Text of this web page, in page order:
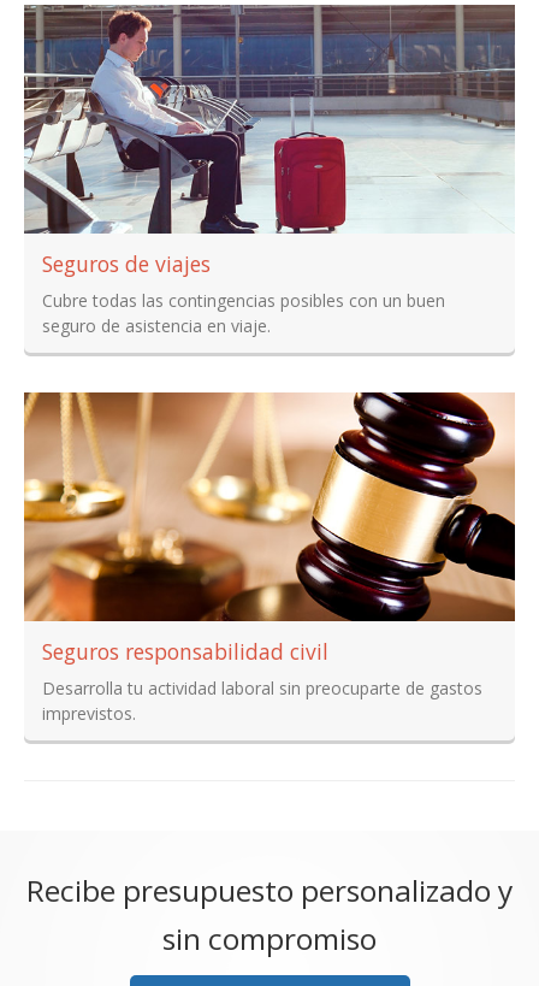
Seguros de viajes
Cubre todas las contingencias posibles con un buen
seguro de asistencia en viaje.
Seguros responsabilidad civil
Desarrolla tu actividad laboral sin preocuparte de gastos
imprevistos.
Recibe presupuesto personalizado y
sin compromiso